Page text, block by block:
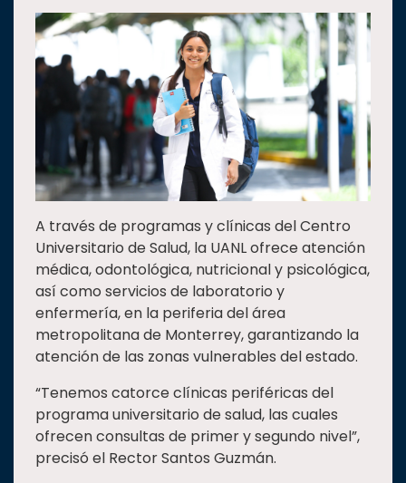
A través de programas y clínicas del Centro
Universitario de Salud, la UANL ofrece atención
médica, odontológica, nutricional y psicológica,
así como servicios de laboratorio y
enfermería, en la periferia del área
metropolitana de Monterrey, garantizando la
atención de las zonas vulnerables del estado.
“Tenemos catorce clínicas periféricas del
programa universitario de salud, las cuales
ofrecen consultas de primer y segundo nivel”,
precisó el Rector Santos Guzmán.